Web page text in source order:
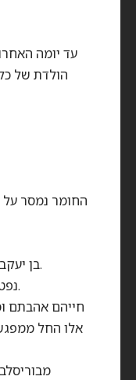
עד יומה
הולדת של
החומר נמסר על
בן יעקב ורגינה, יליד בוריסלב 17.1.1922.
נפטר בחולון ב-20 לאפריל 20014.1.
חייהם אהבתם
אלו החל